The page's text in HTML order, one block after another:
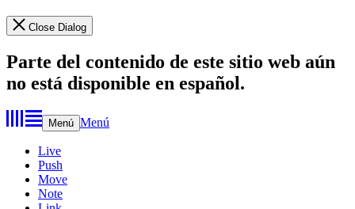
Close Dialog
Parte del contenido de este sitio web aún
no está disponible en español.
Menú Menú
Live
Push
Move
Note